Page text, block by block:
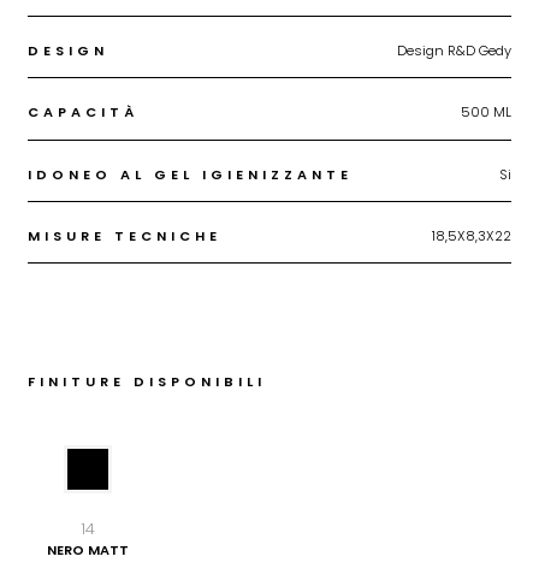
DESIGN Design R&D Gedy
CAPACITÀ 500 ML
IDONEO AL GEL IGIENIZZANTE Si
MISURE TECNICHE 18,5X8,3X22
FINITURE DISPONIBILI
14
NERO MATT